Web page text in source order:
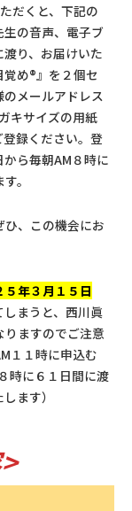
だくと、下記の
の音声、電子ブ
り、お届けいた
め®』を２個セ
メールアドレス
キサイズの用紙
録ください。登
ら毎朝AM８時に
。
、この機会にお
年３月１５日
まうと、西川眞
ますのでご注意
１１時に申込む
時に６１日間に渡
ます）